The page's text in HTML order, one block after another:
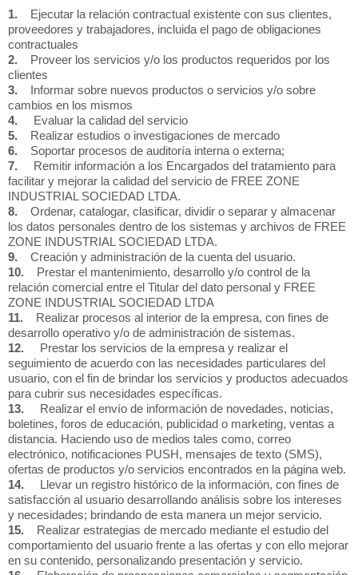
1. Ejecutar la relación contractual existente con sus clientes,
proveedores y trabajadores, incluida el pago de obligaciones
contractuales
2. Proveer los servicios y/o los productos requeridos por los
clientes
3. Informar sobre nuevos productos o servicios y/o sobre
cambios en los mismos
4. Evaluar la calidad del servicio
5.
Realizar estudios o investigaciones de mercado
6. Soportar procesos de auditoría interna o externa;
7. Remitir información a los Encargados del tratamiento para
facilitar y mejorar la calidad del servicio de FREE ZONE
INDUSTRIAL SOCIEDAD LTDA.
8. Ordenar, catalogar, clasificar, dividir o separar y almacenar
los datos personales dentro de los sistemas y archivos de FREE
ZONE INDUSTRIAL SOCIEDAD LTDA.
9. Creación y administración de la cuenta del usuario.
10. Prestar el mantenimiento, desarrollo y/o control de la
relación comercial entre el Titular del dato personal y FREE
ZONE INDUSTRIAL SOCIEDAD LTDA
11. Realizar procesos al interior de la empresa, con fines de
desarrollo operativo y/o de administración de sistemas.
12. Prestar los servicios de la empresa y realizar el
seguimiento de acuerdo con las necesidades particulares del
usuario, con el fin de brindar los servicios y productos adecuados
para cubrir sus necesidades específicas.
13. Realizar el envío de información de novedades, noticias,
boletines, foros de educación, publicidad o marketing, ventas a
distancia. Haciendo uso de medios tales como, correo
electrónico, notificaciones PUSH, mensajes de texto (SMS),
ofertas de productos y/o servicios encontrados en la página web.
14. Llevar un registro histórico de la información, con fines de
satisfacción al usuario desarrollando análisis sobre los intereses
y necesidades; brindando de esta manera un mejor servicio.
15. Realizar estrategias de mercado mediante el estudio del
comportamiento del usuario frente a las ofertas y con ello mejorar
en su contenido, personalizando presentación y servicio.